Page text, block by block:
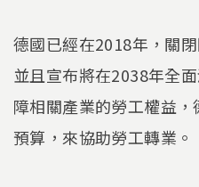
德國已經在2018年，關
並且宣布將在2038年全
障相關產業的勞工權益
預算，來協助勞工轉業。